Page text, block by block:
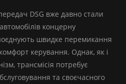
DSG вже давно стали
концерну
швидке перемикання
керування. Однак, як і
трансмісія потребує
та своєчасного